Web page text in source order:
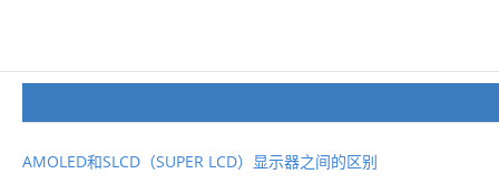
AMOLED和SLCD（SUPER LCD）显示器之间的区别